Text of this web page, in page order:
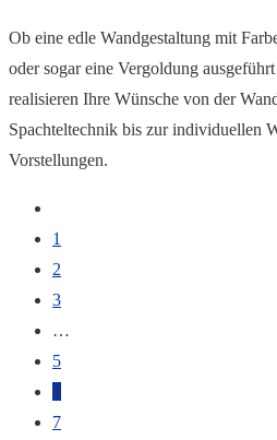
Ob eine edle Wandgestaltung mit
oder sogar eine Vergoldung
realisieren Ihre Wünsche von der
Spachteltechnik bis zur individuellen
Vorstellungen.
1
2
3
…
5
6
7